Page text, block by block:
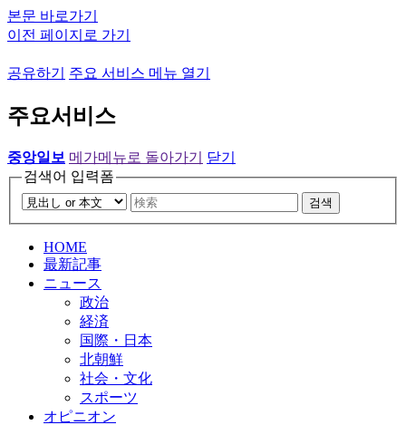
본문 바로가기
이전 페이지로 가기
공유하기 주요 서비스 메뉴 열기
주요서비스
중앙일보 메가메뉴로 돌아가기
닫기
검색어 입력폼
검색
HOME
最新記事
ニュース
政治
経済
国際・日本
北朝鮮
社会・文化
スポーツ
オピニオン